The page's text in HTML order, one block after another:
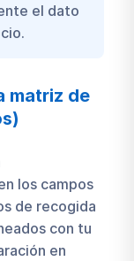
el dato
matriz de
los campos
de recogida
con tu
en